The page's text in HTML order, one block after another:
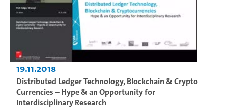
19.11.2018
Distributed Ledger Technology, Blockchain & Crypto
Currencies – Hype & an Opportunity for
Interdisciplinary Research